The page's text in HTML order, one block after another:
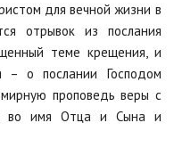
для вечной жизни в
отрывок из послания
теме крещения, и
– о послании Господом
проповедь веры с
во имя Отца и Сына и